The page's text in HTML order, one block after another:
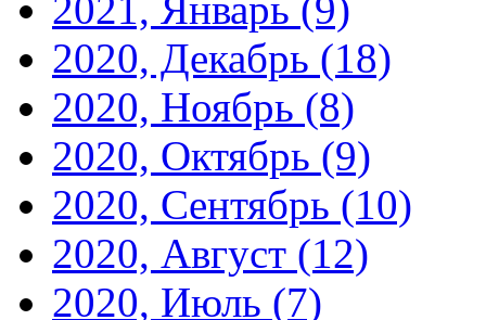
2020, Декабрь (18)
2020, Ноябрь (8)
2020, Октябрь (9)
2020, Сентябрь (10)
2020, Август (12)
2020, Июль (7)